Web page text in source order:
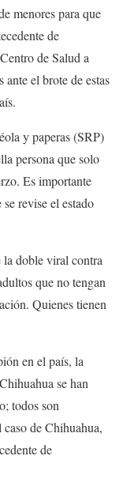
menores para que
de
de Salud a
el brote de estas
y paperas (SRP)
persona que solo
Es importante
revise el estado
la doble viral contra
que no tengan
Quienes tienen
en el país, la
se han
todos son
de Chihuahua,
de